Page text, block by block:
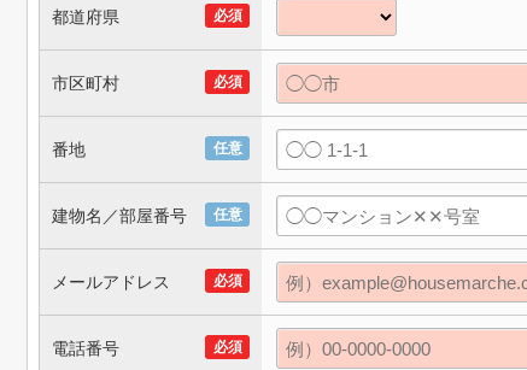
必須
都道府県
必須
市区町村
任意
番地
任意
建物名／部屋番号
必須
メールアドレス
必須
電話番号